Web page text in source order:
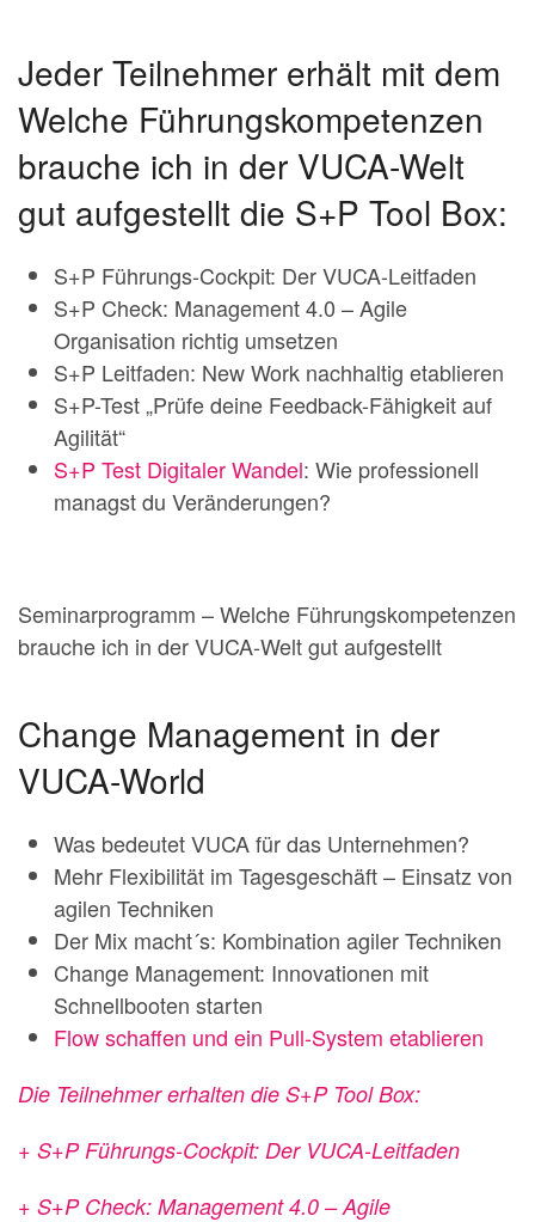
Jeder Teilnehmer erhält mit dem
Welche Führungskompetenzen
brauche ich in der VUCA-Welt
gut aufgestellt die S+P Tool Box:
S+P Führungs-Cockpit: Der VUCA-Leitfaden
S+P Check: Management 4.0 – Agile
Organisation richtig umsetzen
S+P Leitfaden: New Work nachhaltig etablieren
S+P-Test „Prüfe deine Feedback-Fähigkeit auf
Agilität“
S+P Test Digitaler Wandel: Wie professionell
managst du Veränderungen?
Seminarprogramm – Welche Führungskompetenzen
brauche ich in der VUCA-Welt gut aufgestellt
Change Management in der
VUCA-World
Was bedeutet VUCA für das Unternehmen?
Mehr Flexibilität im Tagesgeschäft – Einsatz von
agilen Techniken
Der Mix macht´s: Kombination agiler Techniken
Change Management: Innovationen mit
Schnellbooten starten
Flow schaffen und ein Pull-System etablieren
Die Teilnehmer erhalten die S+P Tool Box:
+ S+P Führungs-Cockpit: Der VUCA-Leitfaden
+ S+P Check: Management 4.0 – Agile